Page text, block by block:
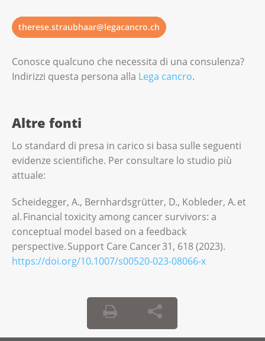
therese.straubhaar@legacancro.ch
Conosce qualcuno che necessita di una consulenza?
Indirizzi questa persona alla Lega cancro.
Altre fonti
Lo standard di presa in carico si basa sulle seguenti
evidenze scientifiche. Per consultare lo studio più
attuale:
Scheidegger, A., Bernhardsgrütter, D., Kobleder, A. et
al. Financial toxicity among cancer survivors: a
conceptual model based on a feedback
perspective. Support Care Cancer 31, 618 (2023).
https://doi.org/10.1007/s00520-023-08066-x